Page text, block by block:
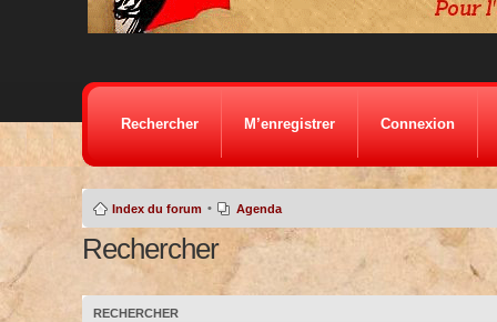
Rechercher M’enregistrer Connexion
Index du forum • Agenda
Rechercher
RECHERCHER